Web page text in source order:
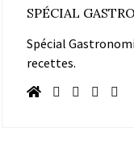
SPÉCIAL
Spécial
recettes.